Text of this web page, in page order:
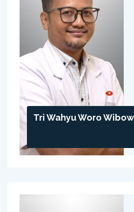
Tri Wahyu Woro